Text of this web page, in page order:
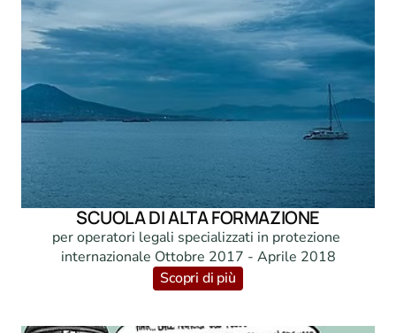
SCUOLA DI ALTA FORMAZIONE
per operatori legali specializzati in protezione
internazionale Ottobre 2017 - Aprile 2018
Scopri di più